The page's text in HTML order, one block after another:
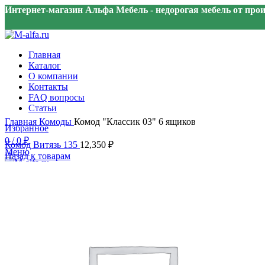
Интернет-магазин Альфа Мебель - недорогая мебель от
Главная
Каталог
О компании
Контакты
FAQ вопросы
Статьи
Избранное
0/ 0 ₽
Меню
Нажмите, чтобы увеличить
Главная Комоды Комод "Классик 03" 6 ящиков
Комод Витязь 135 12,350 ₽
Назад к товарам